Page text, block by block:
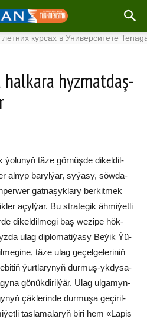
в Университете Tenaga
hal­ka­ra hyz­mat­daş­
ýo­lu­nyň tä­ze gör­nüş­de di­kel­dil­
al­nyp ba­ryl­ýar, sy­ýa­sy, söw­da-
gat­na­şyk­la­ry ber­kit­mek
açyl­ýar. Bu stra­te­gik äh­mi­ýet­li
di­kel­dil­me­gi baş we­zi­pe hök­
ulag dip­lo­ma­ti­ýa­sy Be­ýik Ýü­
tä­ze ulag ge­çel­ge­le­ri­niň
ýurt­la­ry­nyň dur­muş-yk­dy­sa­
gö­nük­di­ril­ýär. Ulag ul­ga­myn­
çäk­le­rin­de dur­mu­şa ge­çi­ril­
tas­la­ma­la­ryň bi­ri hem «La­pis